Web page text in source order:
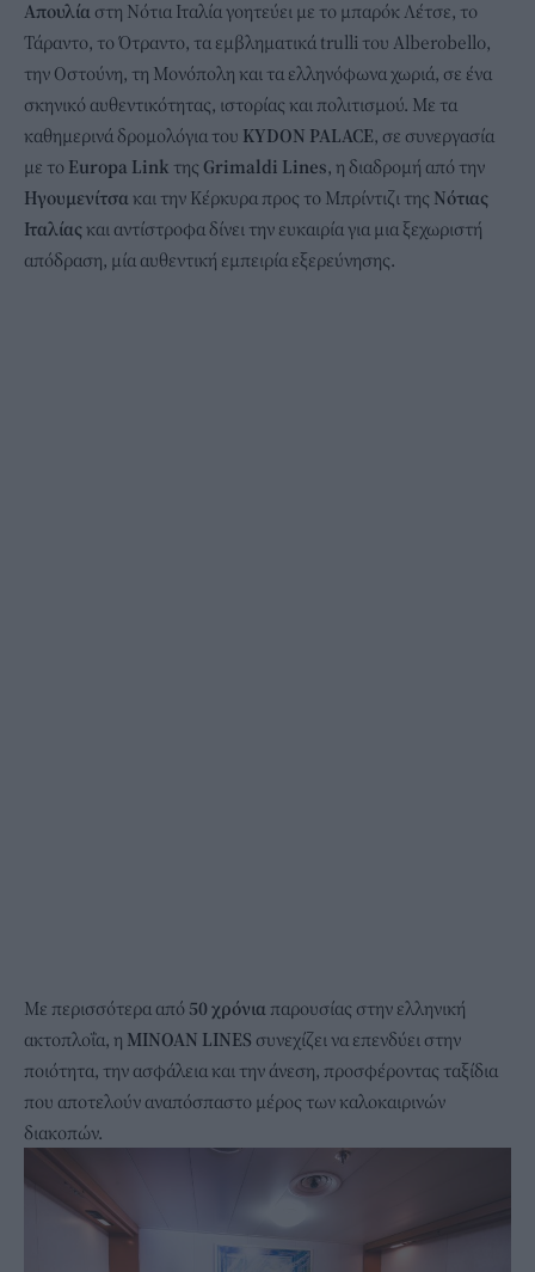
Απουλία στη Νότια Ιταλία γοητεύει με το μπαρόκ Λέτσε, το
Τάραντο, το Ότραντο, τα εμβληματικά trulli του Alberobello,
την Οστούνη, τη Μονόπολη και τα ελληνόφωνα χωριά, σε ένα
σκηνικό αυθεντικότητας, ιστορίας και πολιτισμού. Με τα
καθημερινά δρομολόγια του KYDON PALACE, σε συνεργασία
με το Europa Link της Grimaldi Lines, η διαδρομή από την
Ηγουμενίτσα και την Κέρκυρα προς το Μπρίντιζι της Νότιας
Ιταλίας και αντίστροφα δίνει την ευκαιρία για μια ξεχωριστή
απόδραση, μία αυθεντική εμπειρία εξερεύνησης.
Με περισσότερα από 50 χρόνια παρουσίας στην ελληνική
ακτοπλοΐα, η MINOAN LINES συνεχίζει να επενδύει στην
ποιότητα, την ασφάλεια και την άνεση, προσφέροντας ταξίδια
που αποτελούν αναπόσπαστο μέρος των καλοκαιρινών
διακοπών.